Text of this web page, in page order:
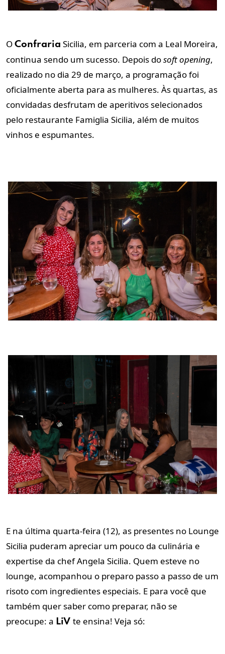
O Confraria Sicilia, em parceria com a Leal Moreira,
continua sendo um sucesso. Depois dosoft opening,
realizado no dia 29 de março, a programação foi
oficialmente aberta para as mulheres. Às quartas, as
convidadas desfrutam de aperitivos selecionados
pelo restaurante Famiglia Sicilia, além de muitos
vinhos e espumantes.
E na última quarta-feira (12), as presentes no Lounge
Sicilia puderam apreciar um pouco da culinária e
expertise da chef Angela Sicilia. Quem esteve no
lounge, acompanhou o preparo passo a passo de um
risoto com ingredientes especiais. E para você que
também quer saber como preparar, não se
preocupe: a LiV te ensina! Veja só: